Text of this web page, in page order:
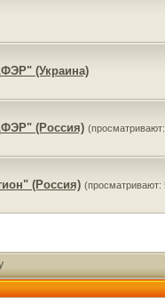
(Украина)
(Россия)
(Россия) (просматривают: